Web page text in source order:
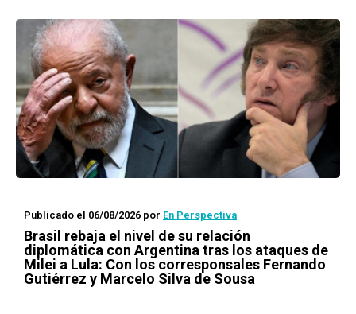
Publicado el 06/08/2026 por En Perspectiva
Brasil rebaja el nivel de su relación
diplomática con Argentina tras los ataques de
Milei a Lula: Con los corresponsales Fernando
Gutiérrez y Marcelo Silva de Sousa